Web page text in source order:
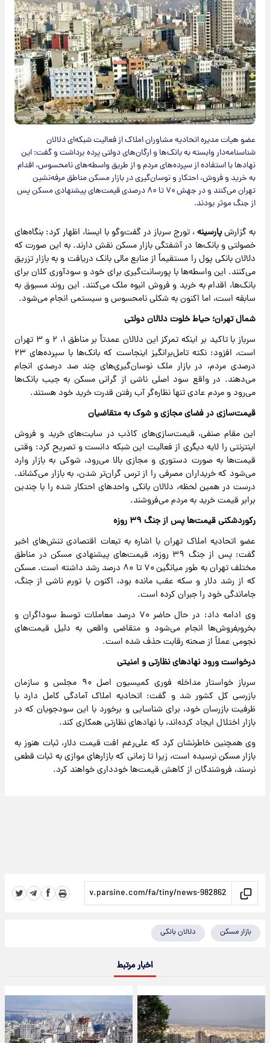
عضو هیات مدیره اتحادیه مشاوران املاک از فعالیت شبکه‌ای دلالان
شناسنامه‌دار وابسته به بانک‌ها و ارگان‌های دولتی پرده برداشت و گفت: این
نهادها با استفاده از سپرده‌های مردم و از طریق واسطه‌های نامحسوس، اقدام
به خرید و فروش، احتکار و نوسان‌گیری در بازار مسکن مناطق مرفه‌نشین
تهران می‌کنند و در جهش ۷۰ تا ۸۰ درصدی قیمت‌های پیشنهادی مسکن پس
از جنگ موثر بودند.
به گزارشپارسینه ، تورج سرباز در گفت‌وگو با ایسنا، اظهار کرد: بنگاه‌های
خصولتی و بانک‌ها در آشفتگی بازار مسکن نقش دارند. به این صورت که
دلالان بانکی پول را مستقیماً از منابع مالی بانک دریافت و به بازار تزریق
می‌کنند. این واسطه‌ها با پورسانت‌گیری برای خود و سودآوری کلان برای
بانک‌ها، اقدام به خرید و فروش انبوه ملک می‌کنند. این روند مسبوق به
سابقه است، اما اکنون به شکلی نامحسوس و سیستمی انجام می‌شود.
شمال تهران؛ حیاط خلوت دلالان دولتی
سرباز با تاکید بر اینکه تمرکز این دلالان عمدتاً بر مناطق ۱، ۲ و ۳ تهران
است، افزود: نکته تامل‌برانگیز اینجاست که بانک‌ها با سپرده‌های ۲۳
درصدی مردم، در بازار ملک نوسان‌گیری‌های چند صد درصدی انجام
می‌دهند. در واقع سود اصلی ناشی از گرانی مسکن به جیب بانک‌ها
می‌رود و مردم عادی تنها نظاره‌گر آب رفتن قدرت خرید خود هستند.
قیمت‌سازی در فضای مجازی و شوک به متقاضیان
این مقام صنفی، قیمت‌سازی‌های کاذب در سایت‌های خرید و فروش
اینترنتی را لایه دیگری از فعالیت این شبکه دانست و تصریح کرد: وقتی
قیمت‌ها به صورت دستوری و مجازی بالا می‌رود، شوکی به بازار وارد
می‌شود که خریداران مصرفی را از ترس گران‌تر شدن، به بازار می‌کشاند.
درست در همین لحظه، دلالان بانکی واحدهای احتکار شده را با چندین
برابر قیمت خرید به مردم می‌فروشند.
رکوردشکنی قیمت‌ها پس از جنگ ۳۹ روزه
عضو اتحادیه املاک تهران با اشاره به تبعات اقتصادی تنش‌های اخیر
گفت: پس از جنگ ۳۹ روزه، قیمت‌های پیشنهادی مسکن در مناطق
مختلف تهران به طور میانگین ۷۰ تا ۸۰ درصد رشد داشته است. مسکن
که از رشد دلار و سکه عقب مانده بود، اکنون با تورم ناشی از جنگ،
جاماندگی خود را جبران کرده است.
وی ادامه داد: در حال حاضر ۷۰ درصد معاملات توسط سوداگران و
بخروبفروش‌ها انجام می‌شود و متقاضی واقعی به دلیل قیمت‌های
نجومی عملاً از صحنه رقابت حذف شده است.
درخواست ورود نهادهای نظارتی و امنیتی
سرباز خواستار مداخله فوری کمیسیون اصل ۹۰ مجلس و سازمان
بازرسی کل کشور شد و گفت: اتحادیه املاک آمادگی کامل دارد با
ظرفیت بازرسان خود، برای شناسایی و برخورد با این سودجویان که در
بازار اختلال ایجاد کرده‌اند، با نهادهای نظارتی همکاری کند.
وی همچنین خاطرنشان کرد که علی‌رغم افت قیمت دلار، ثبات هنوز به
بازار مسکن نرسیده است، زیرا تا زمانی که بازارهای موازی به ثبات قطعی
نرسند، فروشندگان از کاهش قیمت‌ها خودداری خواهند کرد.
بازار مسکن دلالان بانکی
اخبار مرتبط